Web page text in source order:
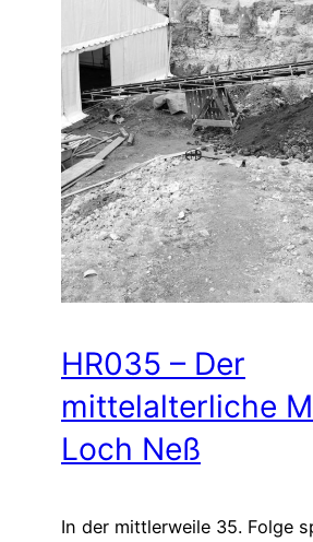
HR035 – Der
mittelalterliche
Loch Neß
In der mittlerweile 35. Folge